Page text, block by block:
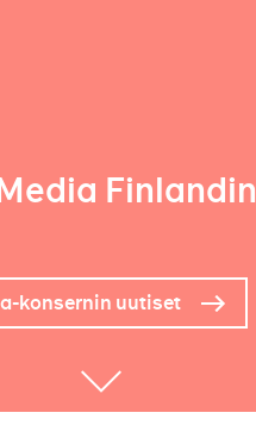
Finlandin
konsernin uutiset